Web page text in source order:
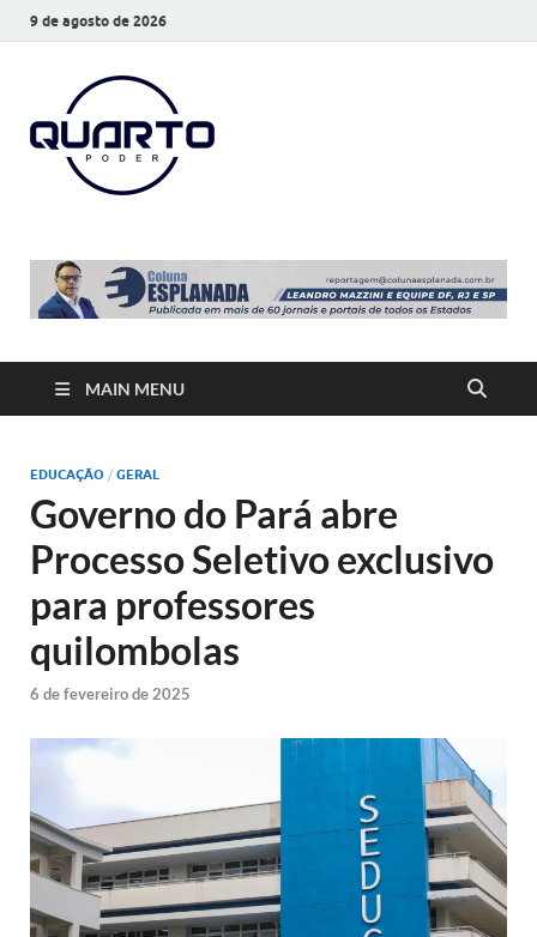
9 de agosto de 2026
MAIN MENU
EDUCAÇÃO / GERAL
Governo do Pará abre
Processo Seletivo exclusivo
para professores
quilombolas
6 de fevereiro de 2025